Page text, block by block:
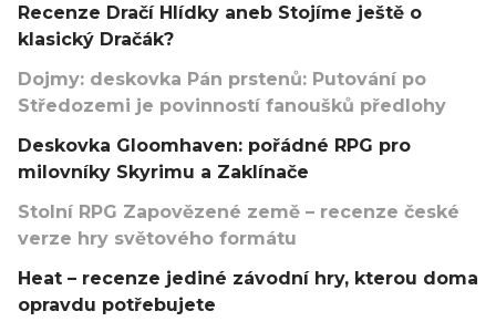
Recenze Dračí Hlídky aneb Stojíme ještě o
klasický Dračák?
Dojmy: deskovka Pán prstenů: Putování po
Středozemi je povinností fanoušků předlohy
Deskovka Gloomhaven: pořádné RPG pro
milovníky Skyrimu a Zaklínače
Stolní RPG Zapovězené země – recenze české
verze hry světového formátu
Heat – recenze jediné závodní hry, kterou doma
opravdu potřebujete